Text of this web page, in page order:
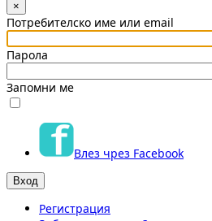
×
Потребителско име или email
Парола
Запомни ме
Влез чрез Facebook
Регистрация